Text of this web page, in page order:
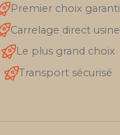
Premier choix garanti
Carrelage direct usine
Le plus grand choix
Transport sécurisé